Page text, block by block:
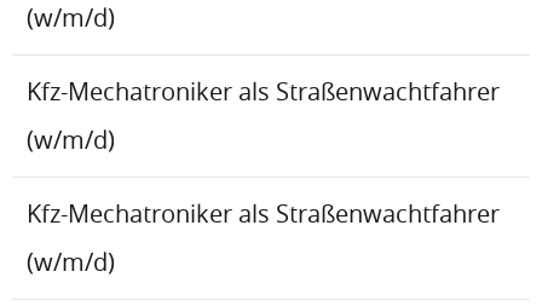
(w/m/d)
Kfz-Mechatroniker als Straßenwachtfahrer
(w/m/d)
Kfz-Mechatroniker als Straßenwachtfahrer
(w/m/d)